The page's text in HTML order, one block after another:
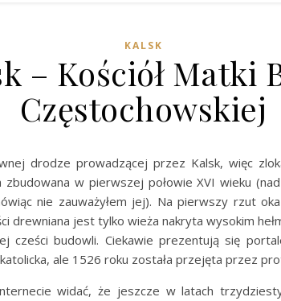
KALSK
– Kościół Matki
Częstochowskiej
drodze prowadzącej przez Kalsk, więc
zbudowana w pierwszej połowie XVI wieku
nie zauważyłem jej). Na pierwszy rzut
drewniana jest tylko wieża nakryta wysokim
cześci budowli. Ciekawie prezentują się
ale 1526 roku została przejęta przez
widać, że jeszcze w latach